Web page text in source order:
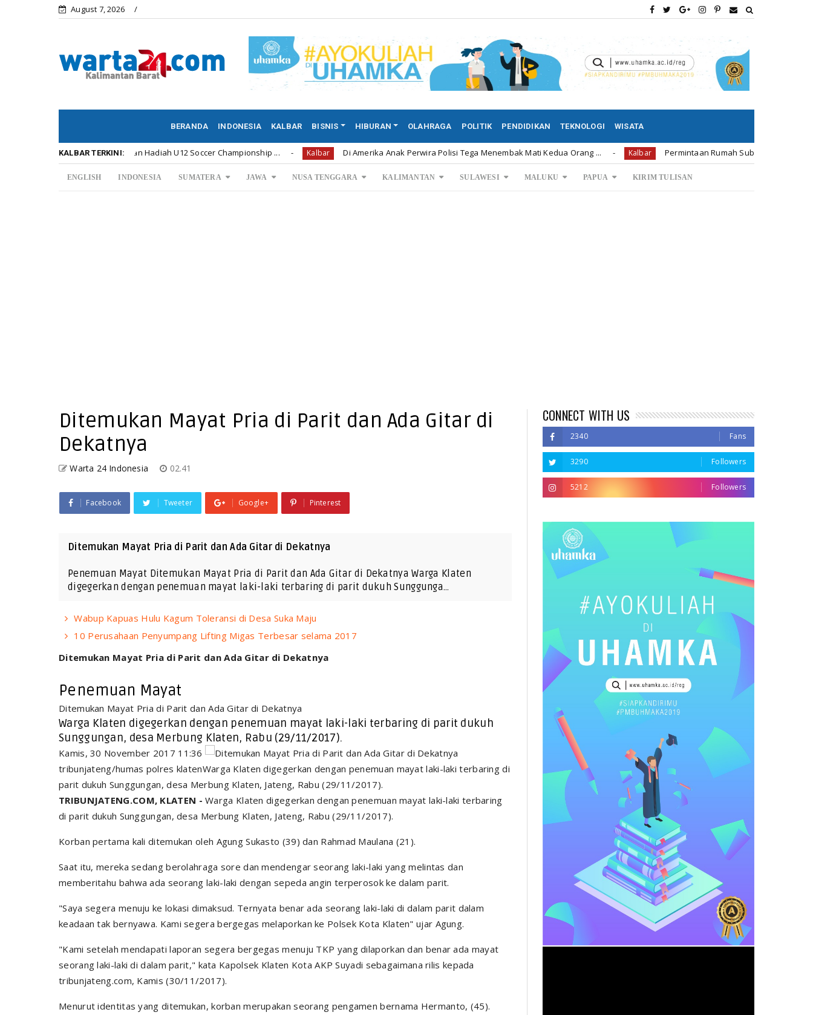
August 7, 2026
BERANDA INDONESIA KALBAR BISNIS HIBURAN OLAHRAGA POLITIK PENDIDIKAN TEKNOLOGI WISATA
KALBAR TERKINI:
Meriahnya Penyerahan Hadiah U12 Soccer Championship ... Kalbar Di Amerika Anak Perwira Polisi Tega Menembak Mati Kedua Orang ... Kalbar Permintaan Rumah Subsidi di Bengkayang 1.239
ENGLISH INDONESIA SUMATERA JAWA NUSA TENGGARA KALIMANTAN SULAWESI MALUKU PAPUA KIRIM TULISAN
Ditemukan Mayat Pria di Parit dan Ada Gitar di
Dekatnya
Warta 24 Indonesia 02.41
Facebook Tweeter Google+ Pinterest
Ditemukan Mayat Pria di Parit dan Ada Gitar di Dekatnya
Penemuan Mayat Ditemukan Mayat Pria di Parit dan Ada Gitar di Dekatnya Warga Klaten
digegerkan dengan penemuan mayat laki-laki terbaring di parit dukuh Sunggunga…
Wabup Kapuas Hulu Kagum Toleransi di Desa Suka Maju
10 Perusahaan Penyumpang Lifting Migas Terbesar selama 2017
Ditemukan Mayat Pria di Parit dan Ada Gitar di Dekatnya
Penemuan Mayat
Ditemukan Mayat Pria di Parit dan Ada Gitar di Dekatnya
Warga Klaten digegerkan dengan penemuan mayat laki-laki terbaring di parit dukuh
Sunggungan, desa Merbung Klaten, Rabu (29/11/2017).
Kamis, 30 November 2017 11:36
tribunjateng/humas polres klatenWarga Klaten digegerkan dengan penemuan mayat laki-laki terbaring di
parit dukuh Sunggungan, desa Merbung Klaten, Jateng, Rabu (29/11/2017).
TRIBUNJATENG.COM, KLATEN - Warga Klaten digegerkan dengan penemuan mayat laki-laki terbaring
di parit dukuh Sunggungan, desa Merbung Klaten, Jateng, Rabu (29/11/2017).
Korban pertama kali ditemukan oleh Agung Sukasto (39) dan Rahmad Maulana (21).
Saat itu, mereka sedang berolahraga sore dan mendengar seorang laki-laki yang melintas dan
memberitahu bahwa ada seorang laki-laki dengan sepeda angin terperosok ke dalam parit.
"Saya segera menuju ke lokasi dimaksud. Ternyata benar ada seorang laki-laki di dalam parit dalam
keadaan tak bernyawa. Kami segera bergegas melaporkan ke Polsek Kota Klaten" ujar Agung.
"Kami setelah mendapati laporan segera bergegas menuju TKP yang dilaporkan dan benar ada mayat
seorang laki-laki di dalam parit," kata Kapolsek Klaten Kota AKP Suyadi sebagaimana rilis kepada
tribunjateng.com, Kamis (30/11/2017).
Menurut identitas yang ditemukan, korban merupakan seorang pengamen bernama Hermanto, (45).
CONNECT WITH US
2340 Fans
3290 Followers
5212 Followers